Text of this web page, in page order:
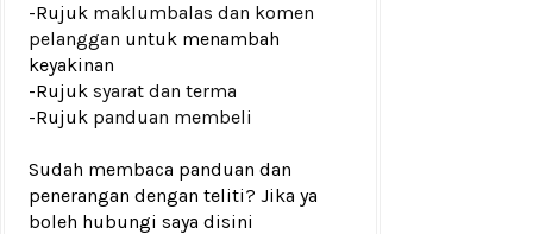
-Rujuk maklumbalas dan komen
pelanggan untuk menambah
keyakinan
-Rujuk syarat dan terma
-Rujuk panduan membeli
Sudah membaca panduan dan
penerangan dengan teliti? Jika ya
boleh hubungi saya disini